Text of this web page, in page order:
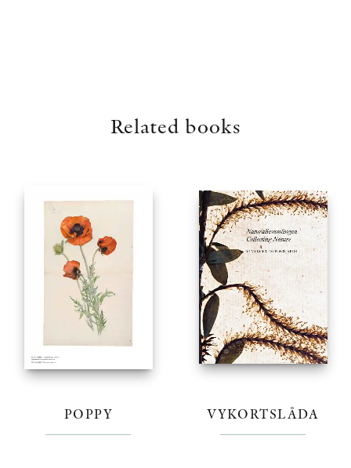
Related books
POPPY VYKORTSLÅDA